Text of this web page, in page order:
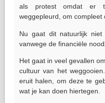
als protest omdat er
weggepleurd, om compleet
Nu gaat dit natuurlijk
vanwege de financiële
Het gaat in veel gevallen
cultuur van het
eruit halen, om deze te
wat je kan doen hiertegen.